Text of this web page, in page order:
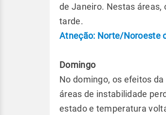
de Janeiro. Nestas áreas,
tarde.
Atneção: Norte/Noroeste
Domingo
No domingo, os efeitos
áreas de instabilidade
estado e temperatura